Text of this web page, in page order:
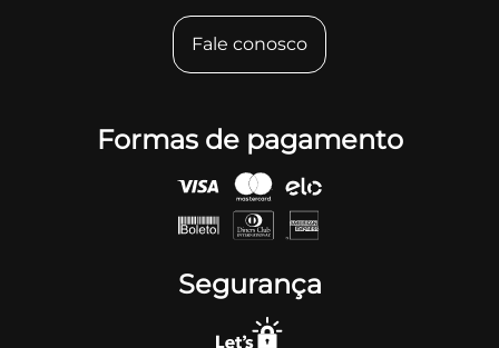
Fale conosco
Formas de pagamento
Segurança